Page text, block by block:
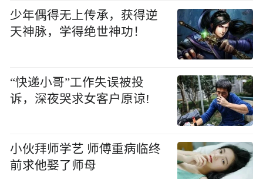
少年偶得无上传承，获得逆
天神脉，学得绝世神功！
“快递小哥”工作失误被投
诉，深夜哭求女客户原谅!
小伙拜师学艺 师傅重病临终
前求他娶了师母